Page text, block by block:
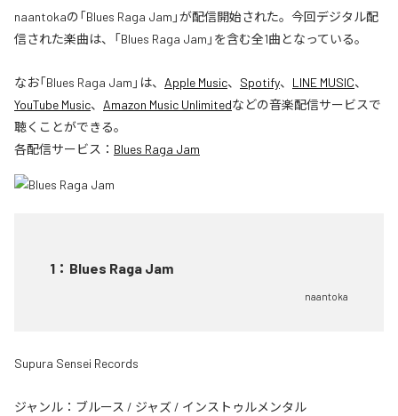
naantokaの「Blues Raga Jam」が配信開始された。今回デジタル配
信された楽曲は、「Blues Raga Jam」を含む全1曲となっている。
なお「Blues Raga Jam 」は、 Apple Music、 Spotify、 LINE MUSIC、
YouTube Music、 Amazon Music Unlimitedなどの音楽配信サービスで
聴くことができる。
各配信サービス： Blues Raga Jam
1 ： Blues Raga Jam
naantoka
Supura Sensei Records
ジャンル： ブルース / ジャズ / インストゥルメンタル